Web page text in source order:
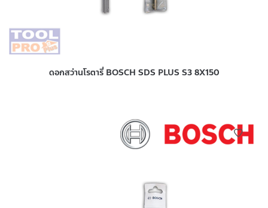
ดอกสว่านโรตารี่ BOSCH SDS PLUS S3 8X150